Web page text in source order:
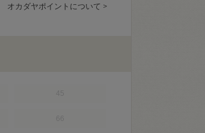
オカダヤポイントについて >